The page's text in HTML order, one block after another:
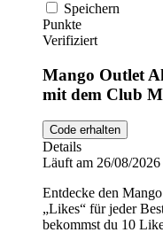
Speichern
Punkte
Verifiziert
Mango Outlet
mit dem Club
Code erhalten
Details
Läuft am 26/08/2026
Entdecke den
„Likes“ für jeder
bekommst du 10